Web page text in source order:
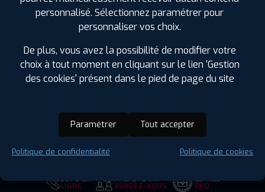
Étiquetage
Été
Largeur :225
Hauteur :60
Diamètre : 18
Vitesse :H
Code EAN :4250427443508
DEVIS EN
LIGNE
PRENDRE UN
RENDEZ-VOUS
ESPACE
PRO
personnalisé. Sélectionnez paramétrer pour
personnaliser vos choix.
De plus, vous avez la possibilité de modifier votre
choix à tout moment en cliquant sur le lien 'Gestion
des cookies' présent dans le pied de page du site
Paramétrer Tout accepter
Politique de confidentialité Politique de cookies